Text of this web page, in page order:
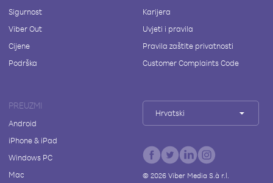
Sigurnost
Viber Out
Cijene
Podrška
Karijera
Uvjeti i pravila
Pravila zaštite privatnosti
Customer Complaints Code
PREUZMI
Android
iPhone & iPad
Windows PC
Mac
Hrvatski
© 2026Viber Media S.à r.l.